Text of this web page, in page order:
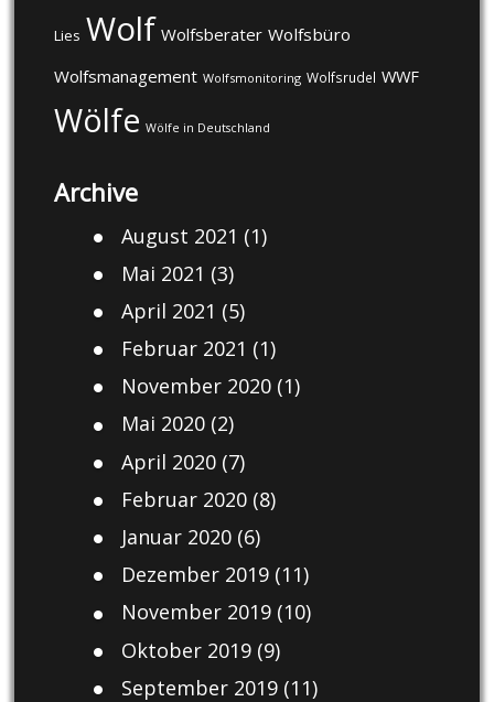
Lies Wolf Wolfsberater Wolfsbüro
Wolfsmanagement Wolfsmonitoring Wolfsrudel WWF
Wölfe Wölfe in Deutschland
Archive
August 2021 (1)
Mai 2021 (3)
April 2021 (5)
Februar 2021 (1)
November 2020(1)
Mai 2020(2)
April 2020(7)
Februar 2020(8)
Januar 2020(6)
Dezember 2019(11)
November 2019(10)
Oktober 2019(9)
September 2019(11)